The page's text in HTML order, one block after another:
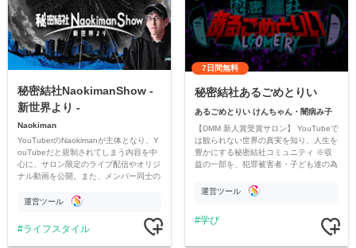
秘密結社NaokimanShow -
新世界より -
Naokiman
YouTuberのNaokimanが主体となり、Y
ouTubeだと規制されてしまう内容を中
心に、サロン限定のライブ配信やオリジ
ナル動画を公開。また、メンバー同士の
ただいています。
運営ツール
ライフスタイル
7日間無料
秘密結社あるごめとりい
あるごめとりい けんちゃん・闇病み子
【DMM 新人賞受賞サロン】 YouTubeで
は観られない世界の真実を知り、人生を
豊かにする秘密結社コミュニティ ※収
益の一部を、犯罪被害者・子ども達の為
す運営ツール
学び